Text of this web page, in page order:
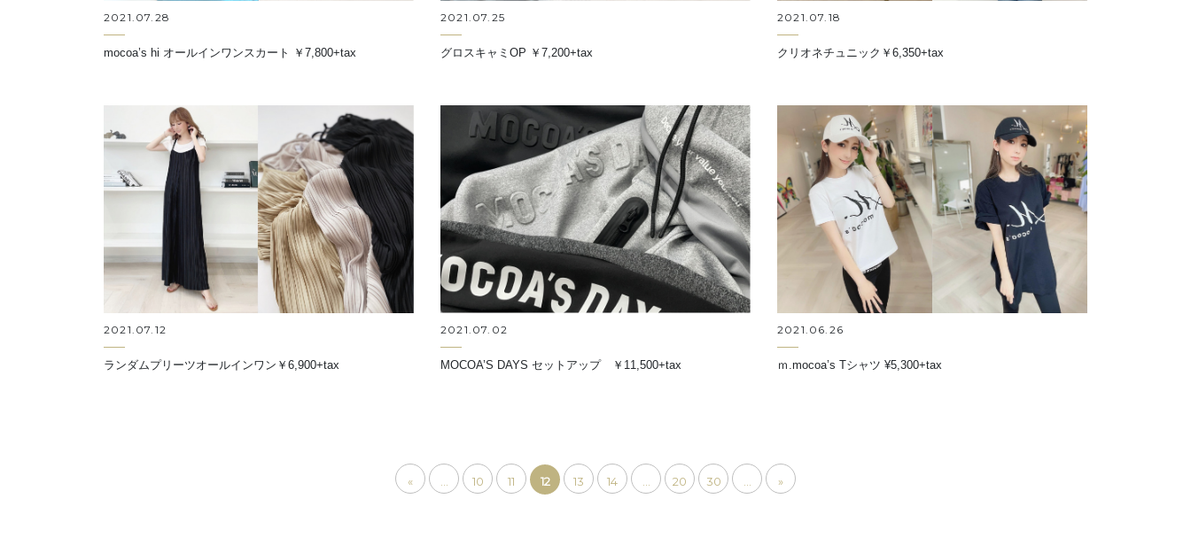
2021.07.28
mocoa’s hi オールインワンスカート ￥7,800+tax
2021.07.25
グロスキャミOP ￥7,200+tax
2021.07.18
クリオネチュニック￥6,350+tax
2021.07.12
ランダムプリーツオールインワン￥6,900+tax
2021.07.02
MOCOA’S DAYS セットアップ ￥11,500+tax
2021.06.26
ｍ.mocoa’s Tシャツ ¥5,300+tax
« ... 10 11 12 13 14 ... 20 30 ... »